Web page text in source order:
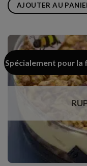
AJOUTER AU
Spécialement pour la